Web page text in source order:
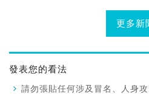
更多新
發表您的看法
請勿張貼任何涉及冒名、人身